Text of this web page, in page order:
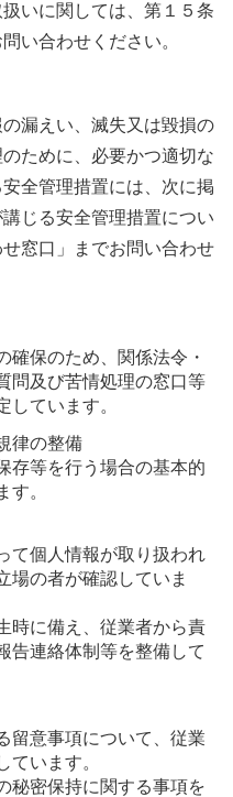
いに関しては、第１５条
い合わせください。
漏えい、滅失又は毀損の
ために、必要かつ適切な
全管理措置には、次に掲
じる安全管理措置につい
窓口」までお問い合わせ
確保のため、関係法令・
問及び苦情処理の窓口等
しています。
律の整備
存等を行う場合の基本的
す。
て個人情報が取り扱われ
場の者が確認していま
時に備え、従業者から責
告連絡体制等を整備して
留意事項について、従業
ています。
秘密保持に関する事項を